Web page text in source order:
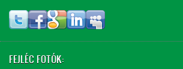
FEJLÉC FOTÓK: